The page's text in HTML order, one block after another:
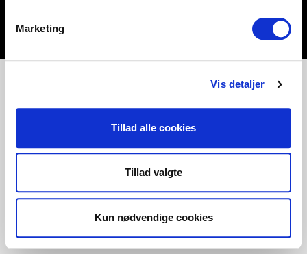
Marketing
Vis detaljer
Tillad alle cookies
Tillad valgte
Kun nødvendige cookies